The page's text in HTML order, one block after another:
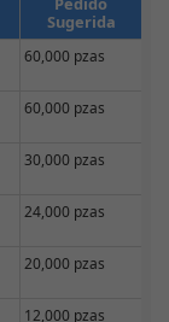
Sugerida
60,000 pzas
60,000 pzas
30,000 pzas
24,000 pzas
20,000 pzas
12,000 pzas